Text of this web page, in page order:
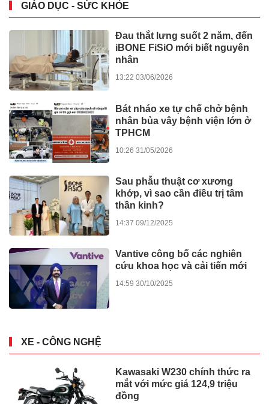
GIÁO DỤC - SỨC KHỎE
Đau thắt lưng suốt 2 năm, đến
iBONE FiSiO mới biết nguyên
nhân
13:22 03/06/2026
Bát nháo xe tự chế chở bệnh
nhân bủa vây bệnh viện lớn ở
TPHCM
10:26 31/05/2026
Sau phẫu thuật cơ xương
khớp, vì sao cần điều trị tâm
thần kinh?
14:37 09/12/2025
Vantive công bố các nghiên
cứu khoa học và cải tiến mới
14:59 30/10/2025
XE - CÔNG NGHỆ
Kawasaki W230 chính thức ra
mắt với mức giá 124,9 triệu
đồng